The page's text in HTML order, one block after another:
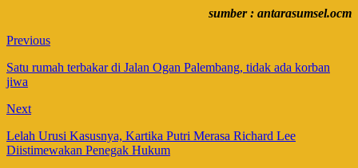
sumber : antarasumsel.ocm
Previous
Satu rumah terbakar di Jalan Ogan Palembang, tidak ada korban
jiwa
Next
Lelah Urusi Kasusnya, Kartika Putri Merasa Richard Lee
Diistimewakan Penegak Hukum